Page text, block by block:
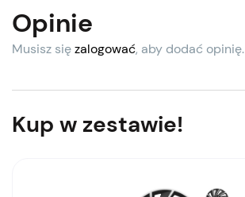
Opinie
Musisz sięzalogować, aby dodać opinię.
Kup w zestawie!